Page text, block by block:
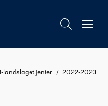
landslaget jenter /
2022-2023